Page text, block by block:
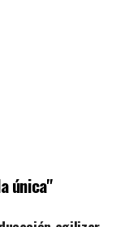
única"